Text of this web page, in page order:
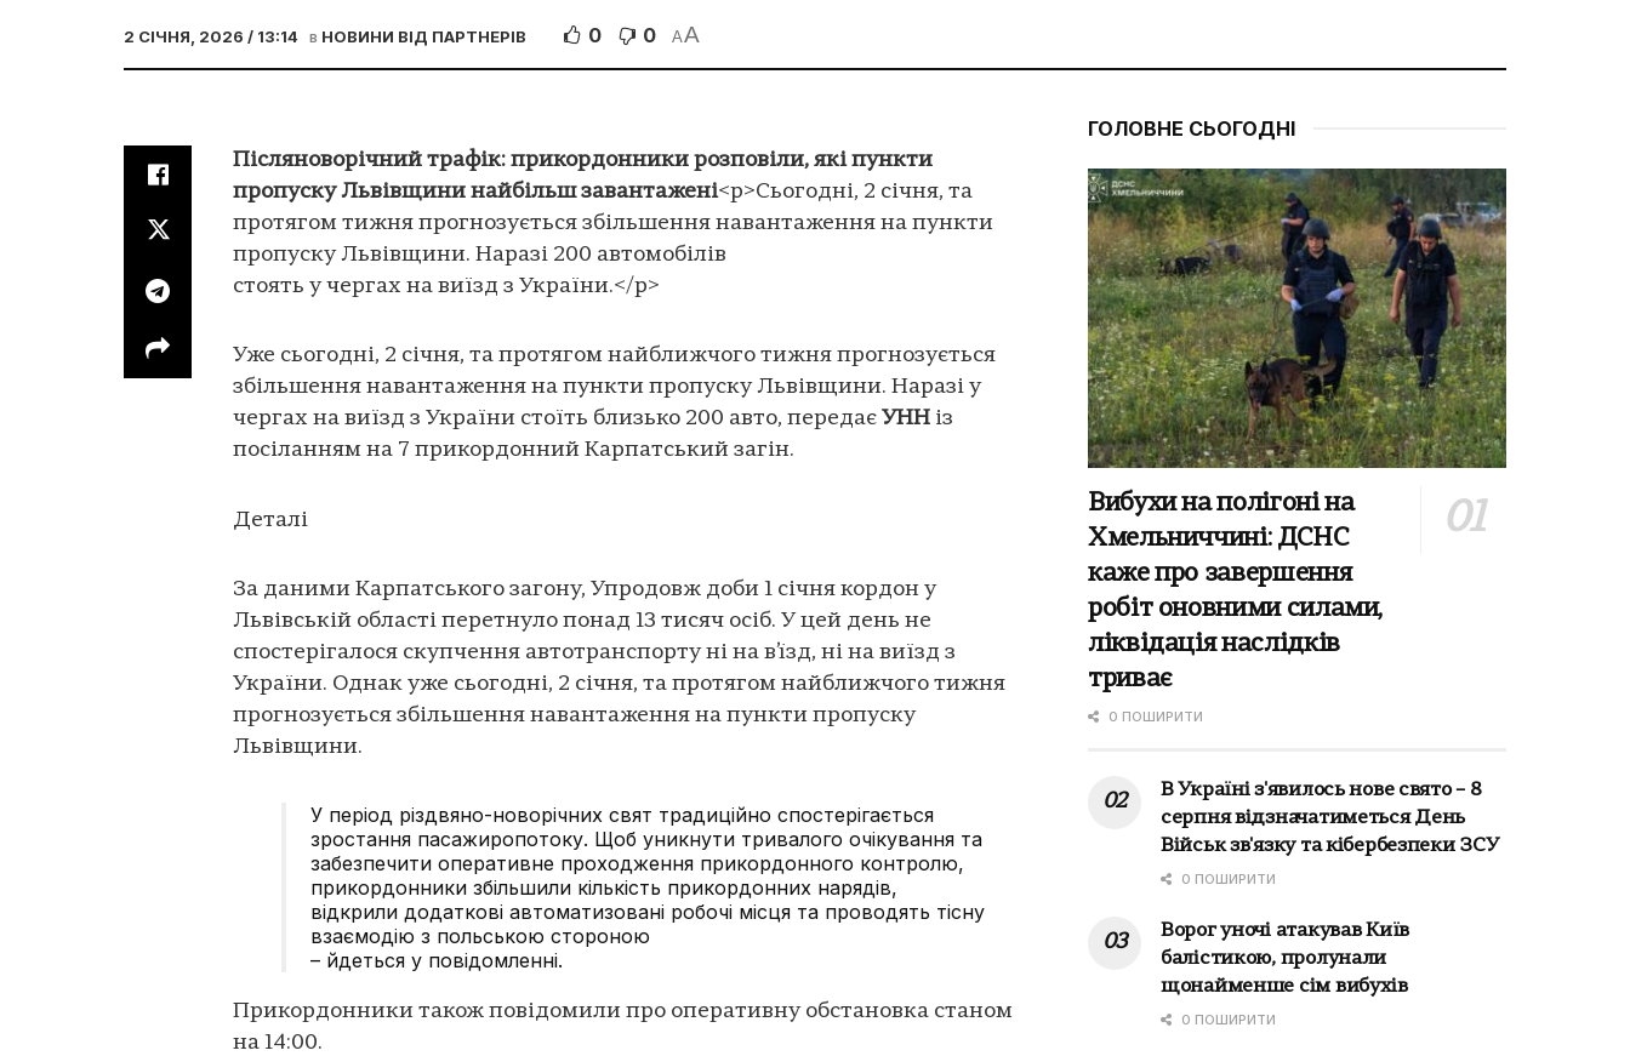
2 СІЧНЯ, 2026 / 13:14 в НОВИНИ ВІД ПАРТНЕРІВ 0 0 AA
Післяноворічний трафік: прикордонники розповіли, які пункти
пропуску Львівщини найбільш завантажені<p>Сьогодні, 2 січня, та
протягом тижня прогнозується збільшення навантаження на пункти
пропуску Львівщини. Наразі 200 автомобілів
стоять у чергах на виїзд з України.</p>
Уже сьогодні, 2 січня, та протягом найближчого тижня прогнозується
збільшення навантаження на пункти пропуску Львівщини. Наразі у
чергах на виїзд з України стоїть близько 200 авто, передає УНН із
посіланням на 7 прикордонний Карпатський загін.
Деталі
За даними Карпатського загону, Упродовж доби 1 січня кордон у
Львівській області перетнуло понад 13 тисяч осіб. У цей день не
спостерігалося скупчення автотранспорту ні на в’їзд, ні на виїзд з
України. Однак уже сьогодні, 2 січня, та протягом найближчого тижня
прогнозується збільшення навантаження на пункти пропуску
Львівщини.
У період різдвяно-новорічних свят традиційно спостерігається
зростання пасажиропотоку. Щоб уникнути тривалого очікування та
забезпечити оперативне проходження прикордонного контролю,
прикордонники збільшили кількість прикордонних нарядів,
відкрили додаткові автоматизовані робочі місця та проводять тісну
взаємодію з польською стороною
– йдеться у повідомленні.
Прикордонники також повідомили про оперативну обстановка станом
на 14:00.
ГОЛОВНЕ СЬОГОДНІ
Вибухи на полігоні на
Хмельниччині: ДСНС
каже про завершення
робіт оновними силами,
ліквідація наслідків
триває
0 ПОШИРИТИ
В Україні з'явилось нове свято – 8
серпня відзначатиметься День
Військ зв'язку та кібербезпеки ЗСУ
0 ПОШИРИТИ
Ворог уночі атакував Київ
балістикою, пролунали
щонайменше сім вибухів
0 ПОШИРИТИ